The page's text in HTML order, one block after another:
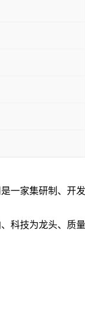
一家集研制、开
科技为龙头、质